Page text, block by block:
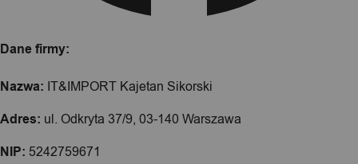
Dane firmy:
Nazwa: IT&IMPORT Kajetan Sikorski
Adres: ul. Odkryta 37/9, 03-140 Warszawa
NIP: 5242759671